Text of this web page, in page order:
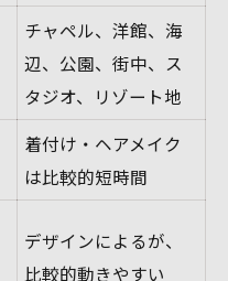
チャペル、洋館、海
辺、公園、街中、ス
タジオ、リゾート地
着付け・ヘアメイク
は比較的短時間
デザインによるが、
比較的動きやすい